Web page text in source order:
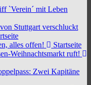
`Verein´ mit Leben
Stuttgart verschluckt
alles offen!
Startseite
Weihnachtsmarkt ruft!
Zwei Kapitäne